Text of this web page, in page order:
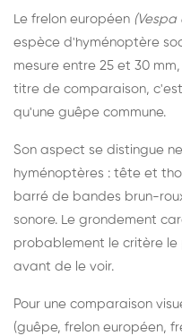
Le frelon européen (Vespa
espèce d'hyménoptère
mesure entre 25 et 30
titre de comparaison,
qu'une guêpe commune.
Son aspect se distingue
hyménoptères : tête et
barré de bandes brun-
sonore. Le grondement
probablement le critère le
avant de le voir.
Pour une comparaison
(guêpe, frelon européen,